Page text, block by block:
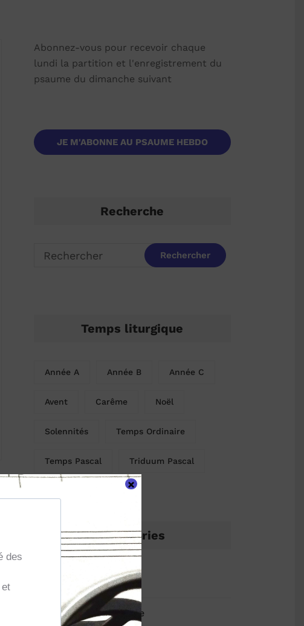
Abonnez-vous pour recevoir chaque
lundi la partition et l'enregistrement du
psaume du dimanche suivant
JE M'ABONNE AU PSAUME HEBDO
Recherche
Temps liturgique
Année A Année B Année C
Avent Carême Noël
Solennités Temps Ordinaire
Temps Pascal Triduum Pascal
Catégories
Commun de la messe
×